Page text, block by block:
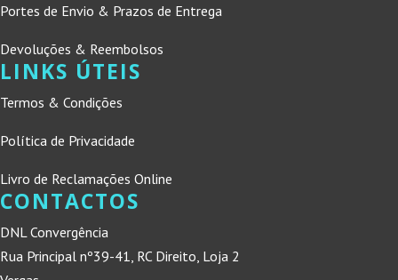
Portes de Envio & Prazos de Entrega
Devoluções & Reembolsos
LINKS ÚTEIS
Termos & Condições
Política de Privacidade
Livro de Reclamações Online
CONTACTOS
DNL Convergência
Rua Principal nº39-41, RC Direito, Loja 2